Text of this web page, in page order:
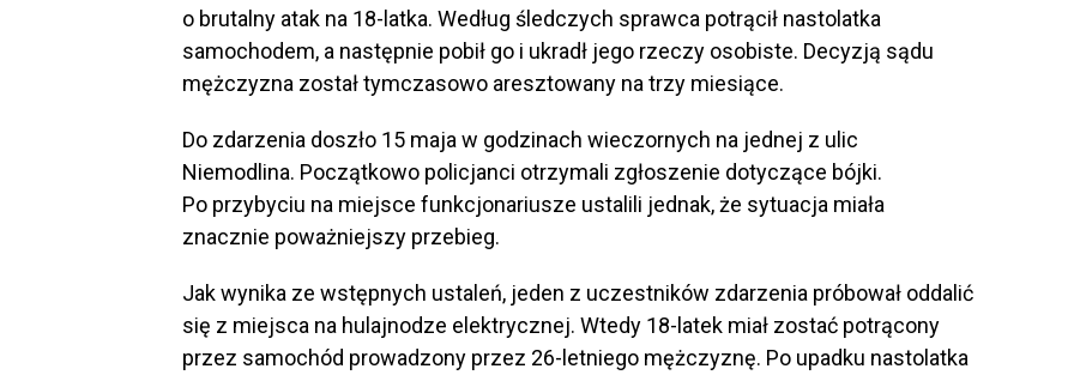
o brutalny atak na 18-latka. Według śledczych sprawca potrącił nastolatka
samochodem, a następnie pobił go i ukradł jego rzeczy osobiste. Decyzją sądu
mężczyzna został tymczasowo aresztowany na trzy miesiące.
Do zdarzenia doszło 15 maja w godzinach wieczornych na jednej z ulic
Niemodlina. Początkowo policjanci otrzymali zgłoszenie dotyczące bójki.
Po przybyciu na miejsce funkcjonariusze ustalili jednak, że sytuacja miała
znacznie poważniejszy przebieg.
Jak wynika ze wstępnych ustaleń, jeden z uczestników zdarzenia próbował oddalić
się z miejsca na hulajnodze elektrycznej. Wtedy 18-latek miał zostać potrącony
przez samochód prowadzony przez 26-letniego mężczyznę. Po upadku nastolatka